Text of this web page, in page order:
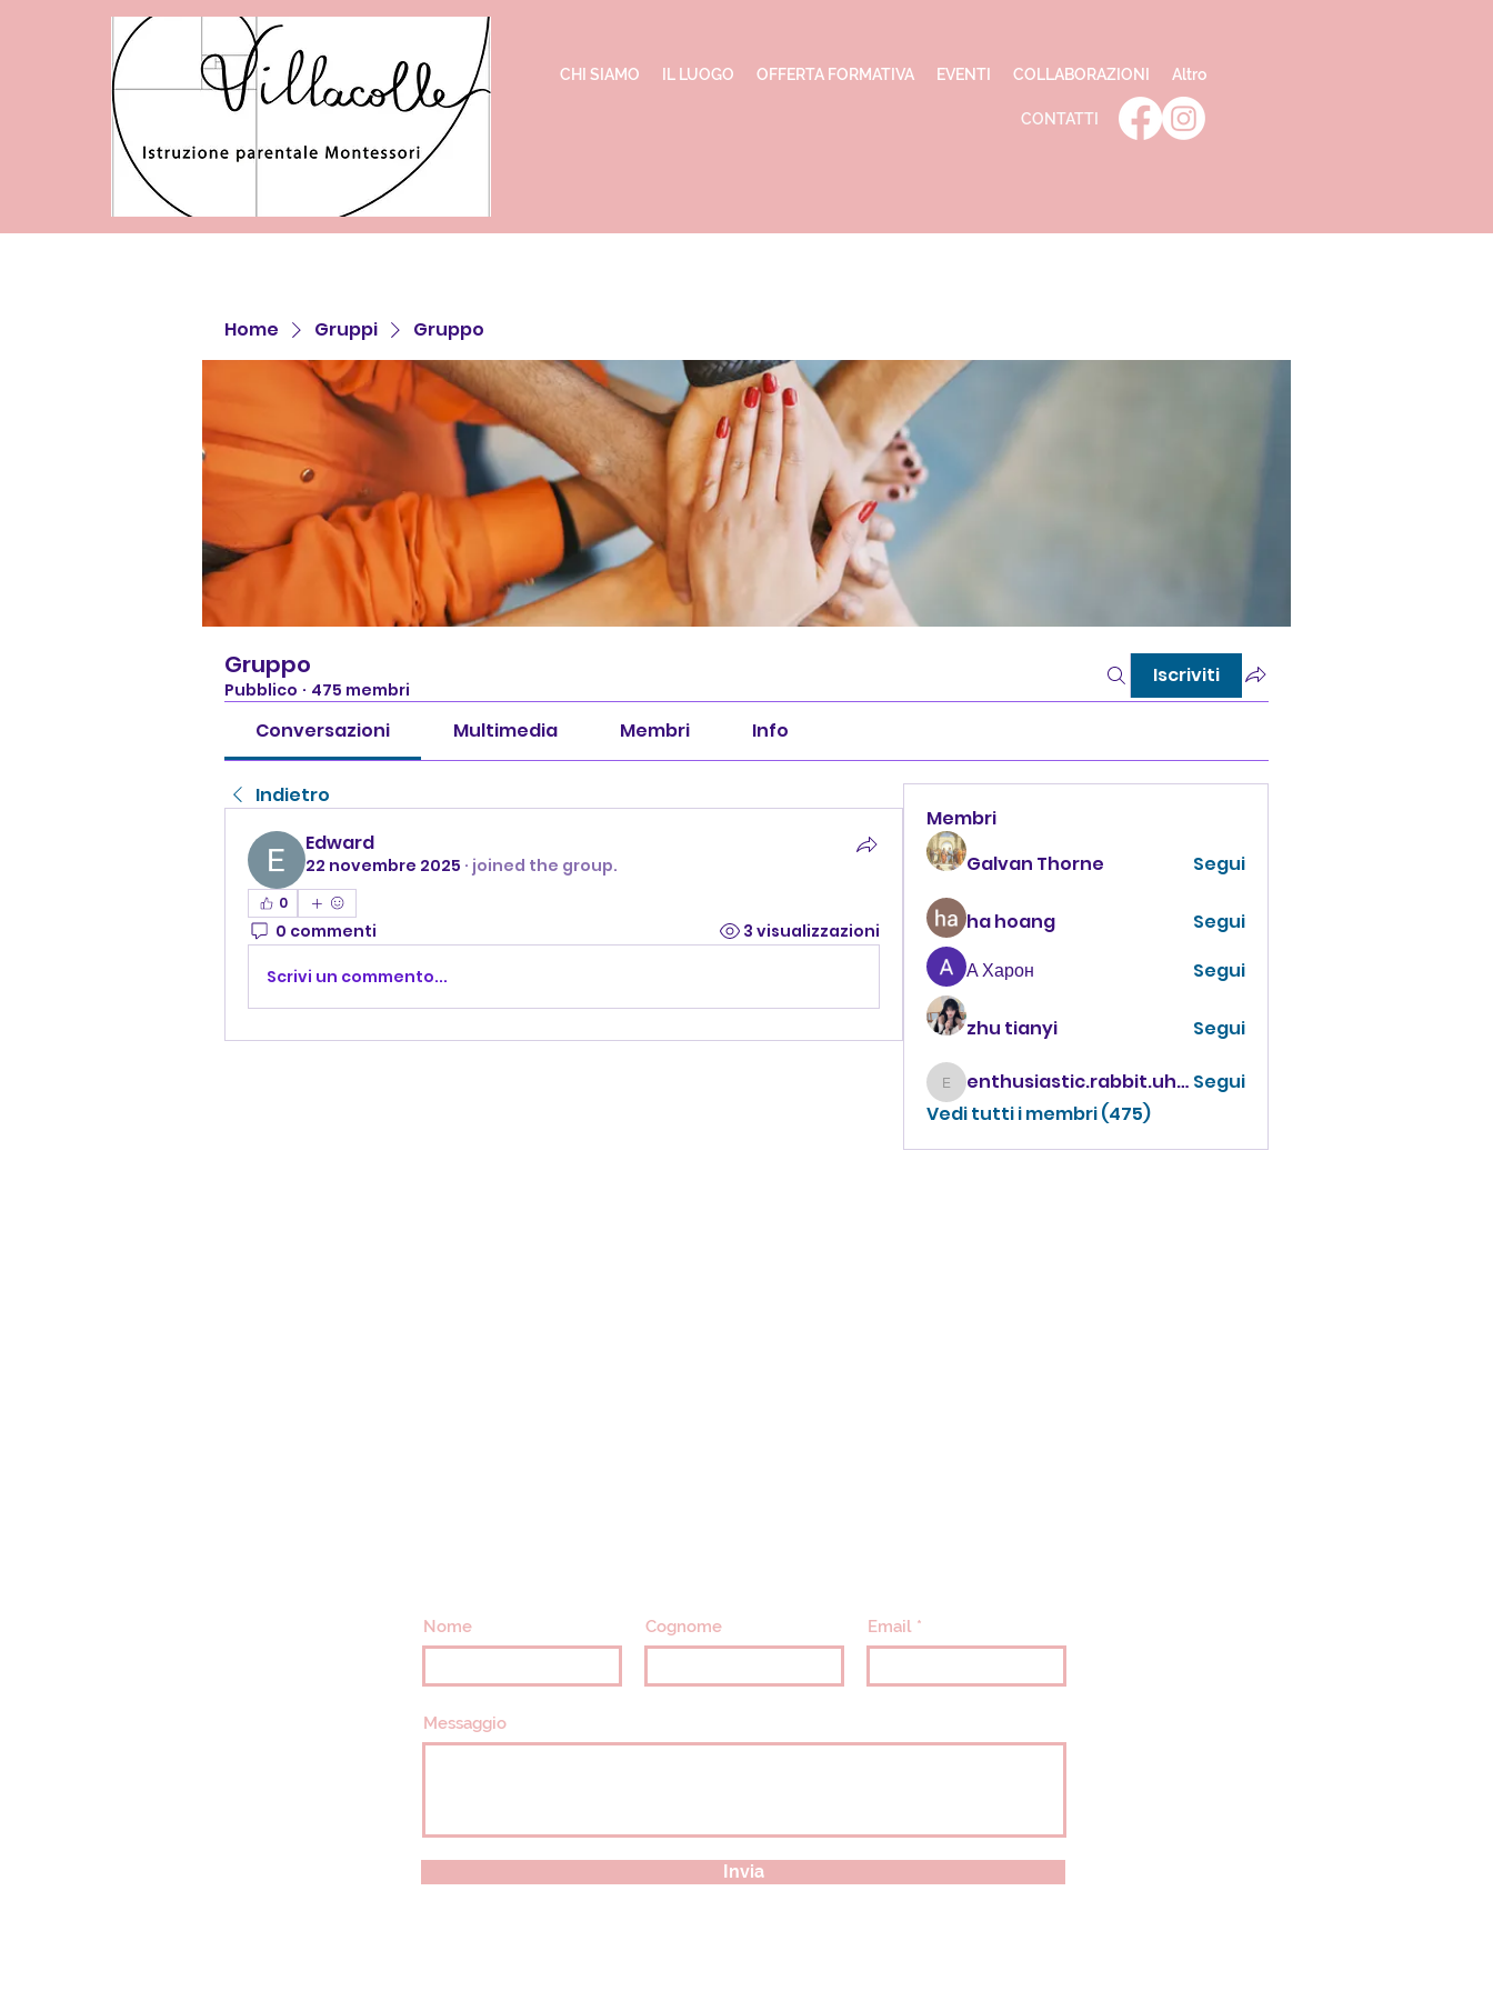
CHI SIAMO IL LUOGO OFFERTA FORMATIVA EVENTI COLLABORAZIONI Altro
CONTATTI
Home Gruppi Gruppo
Gruppo
Pubblico · 475 membri
Iscriviti
Conversazioni Multimedia Membri Info
Indietro
Edward
22 novembre 2025 · joined the group.
0
0 commenti 3 visualizzazioni
Scrivi un commento...
Membri
Galvan Thorne
Segui
ha hoang
Segui
А Харон
Segui
zhu tianyi Segui
enthusiastic.rabbit.uhur enthusiastic.rabbit.uhur Segui
Vedi tutti i membri (475)
Nome Cognome Email
Messaggio
Invia